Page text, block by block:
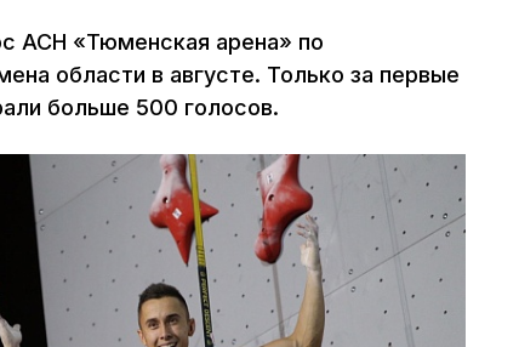
АСН «Тюменская арена» по
области в августе. Только за первые
больше 500 голосов.